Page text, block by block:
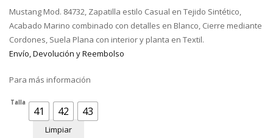
Mustang Mod. 84732, Zapatilla estilo Casual en Tejido Sintético,
Acabado Marino combinado con detalles en Blanco, Cierre mediante
Cordones, Suela Plana con interior y planta en Textil.
Envío, Devolución y Reembolso
Para más información
Talla
41 42 43
Limpiar